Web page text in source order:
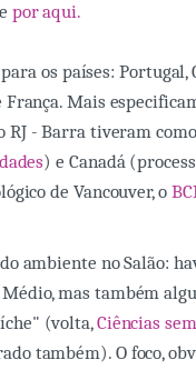
por aqui.
os países: Portugal,
Mais
RJ - Barra tiveram
) e Canadá
de Vancouver, o
ambiente no Salão:
mas também
(volta,Ciências
também). O foco,